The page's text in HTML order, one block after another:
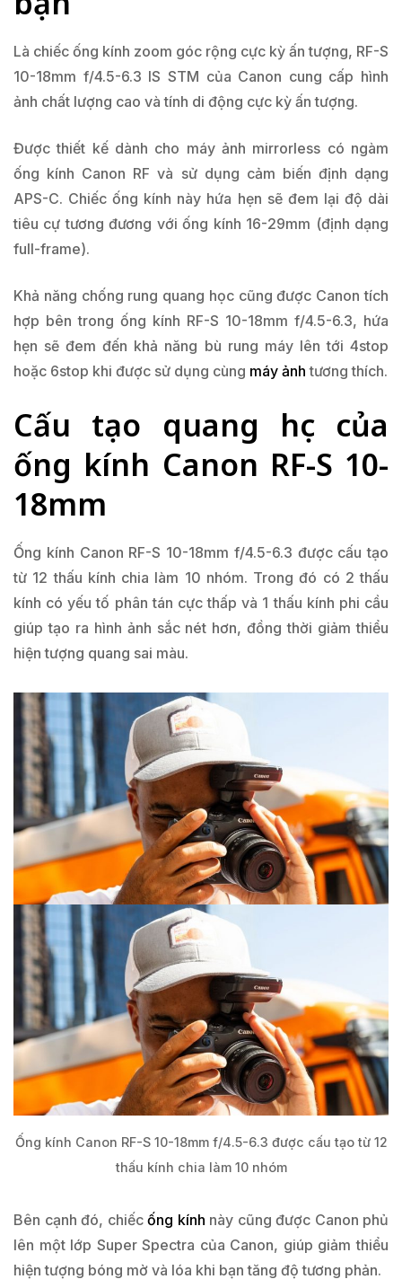
Là chiếc ống kính zoom góc rộng cực kỳ ấn tượng, RF-S
10-18mm f/4.5-6.3 IS STM của Canon cung cấp hình
ảnh chất lượng cao và tính di động cực kỳ ấn tượng.
Được thiết kế dành cho máy ảnh mirrorless có ngàm
ống kính Canon RF và sử dụng cảm biến định dạng
APS-C. Chiếc ống kính này hứa hẹn sẽ đem lại độ dài
tiêu cự tương đương với ống kính 16-29mm (định dạng
full-frame).
Khả năng chống rung quang học cũng được Canon tích
hợp bên trong ống kính RF-S 10-18mm f/4.5-6.3, hứa
hẹn sẽ đem đến khả năng bù rung máy lên tới 4stop
hoặc 6stop khi được sử dụng cùng máy ảnh tương thích.
Cấu tạo quang học của
ống kính Canon RF-S 10-
18mm
Ống kính Canon RF-S 10-18mm f/4.5-6.3 được cấu tạo
từ 12 thấu kính chia làm 10 nhóm. Trong đó có 2 thấu
kính có yếu tố phân tán cực thấp và 1 thấu kính phi cầu
giúp tạo ra hình ảnh sắc nét hơn, đồng thời giảm thiểu
hiện tượng quang sai màu.
Ống kính Canon RF-S 10-18mm f/4.5-6.3 được cấu tạo từ 12
thấu kính chia làm 10 nhóm
Bên cạnh đó, chiếc ống kính này cũng được Canon phủ
lên một lớp Super Spectra của Canon, giúp giảm thiểu
hiện tượng bóng mờ và lóa khi bạn tăng độ tương phản.